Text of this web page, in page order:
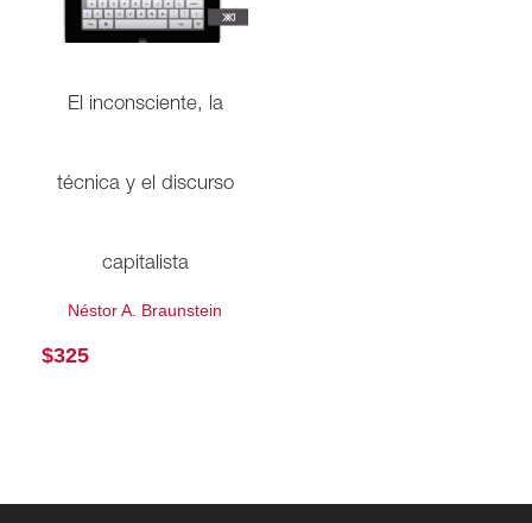
El inconsciente, la
técnica y el discurso
capitalista
Néstor A. Braunstein
$325